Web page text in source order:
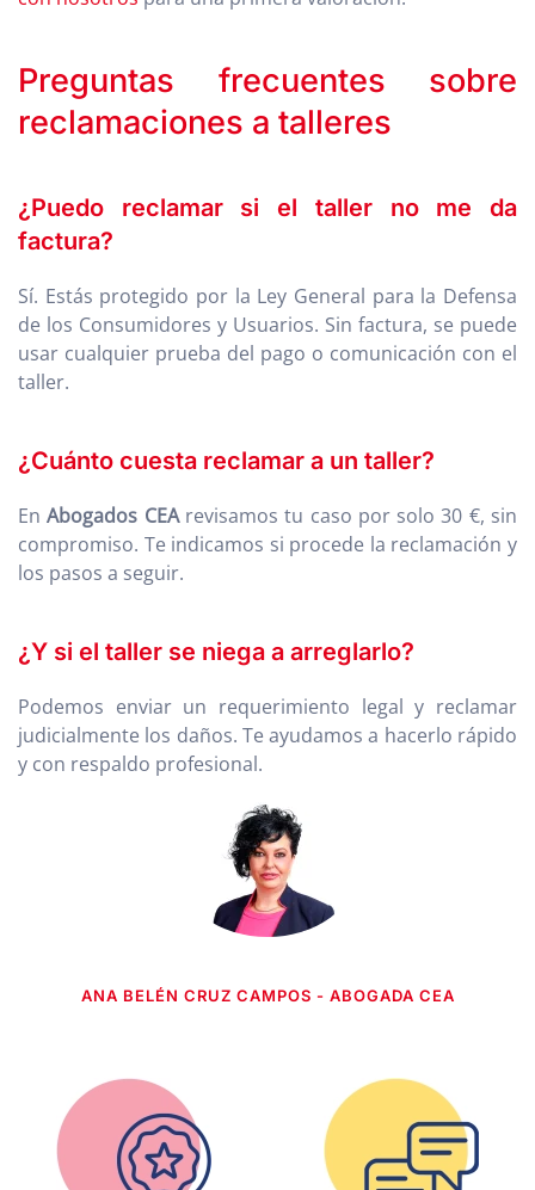
Preguntas frecuentes sobre
reclamaciones a talleres
¿Puedo reclamar si el taller no me da
factura?
Sí. Estás protegido por la Ley General para la Defensa
de los Consumidores y Usuarios. Sin factura, se puede
usar cualquier prueba del pago o comunicación con el
taller.
¿Cuánto cuesta reclamar a un taller?
EnAbogados CEArevisamos tu caso por solo 30 €, sin
compromiso. Te indicamos si procede la reclamación y
los pasos a seguir.
¿Y si el taller se niega a arreglarlo?
Podemos enviar un requerimiento legal y reclamar
judicialmente los daños. Te ayudamos a hacerlo rápido
y con respaldo profesional.
ANA BELÉN CRUZ CAMPOS - ABOGADA CEA